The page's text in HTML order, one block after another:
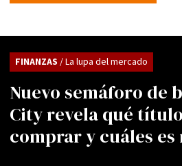
Nuevo semáforo de
City revela qué
comprar y cuáles
FINANZAS / La lupa del mercado